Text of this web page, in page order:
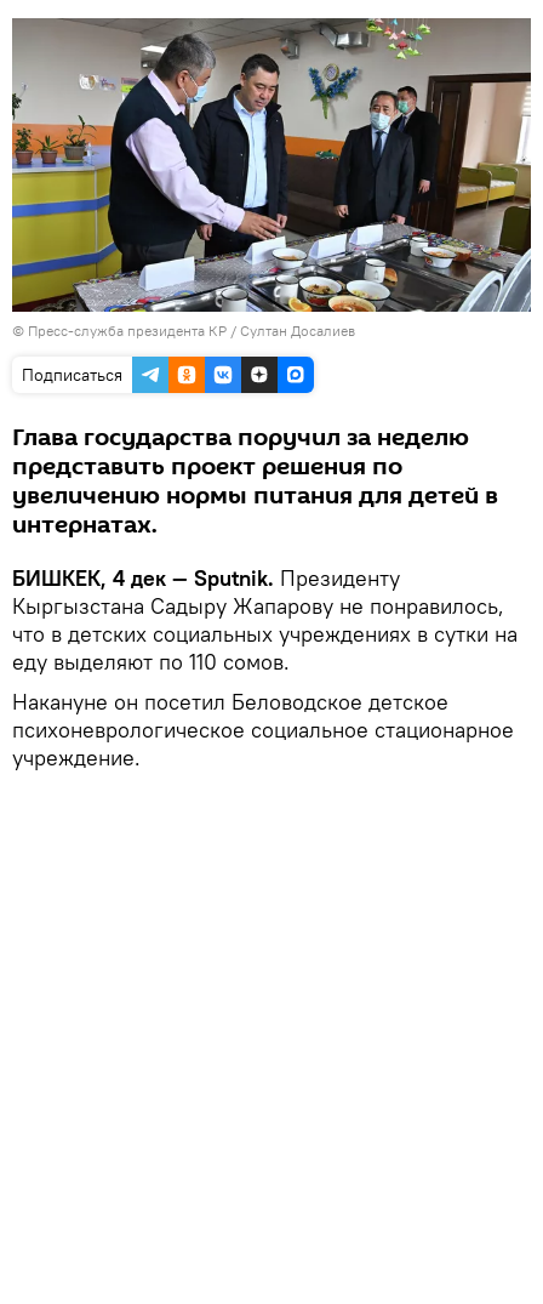
© Пресс-служба президента КР / Султан Досалиев
Подписаться
Глава государства поручил за неделю
представить проект решения по
увеличению нормы питания для детей в
интернатах.
БИШКЕК, 4 дек — Sputnik. Президенту
Кыргызстана Садыру Жапарову не понравилось,
что в детских социальных учреждениях в сутки на
еду выделяют по 110 сомов.
Накануне он посетил Беловодское детское
психоневрологическое социальное стационарное
учреждение.